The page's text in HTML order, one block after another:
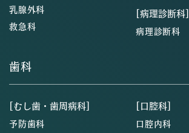
乳腺外科
救急科
[病理診断科]
病理診断科
歯科
[むし歯・歯周病科]
予防歯科
[口腔科]
口腔内科